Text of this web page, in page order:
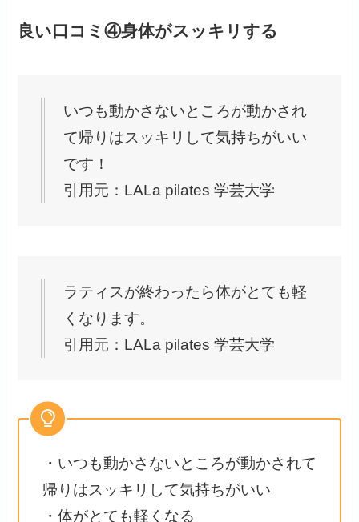
良い口コミ④身体がスッキリする
いつも動かさないところが動かされ
て帰りはスッキリして気持ちがいい
です！
引用元：LALa pilates 学芸大学
ラティスが終わったら体がとても軽
くなります。
引用元：LALa pilates 学芸大学
・いつも動かさないところが動かされて
帰りはスッキリして気持ちがいい
・体がとても軽くなる